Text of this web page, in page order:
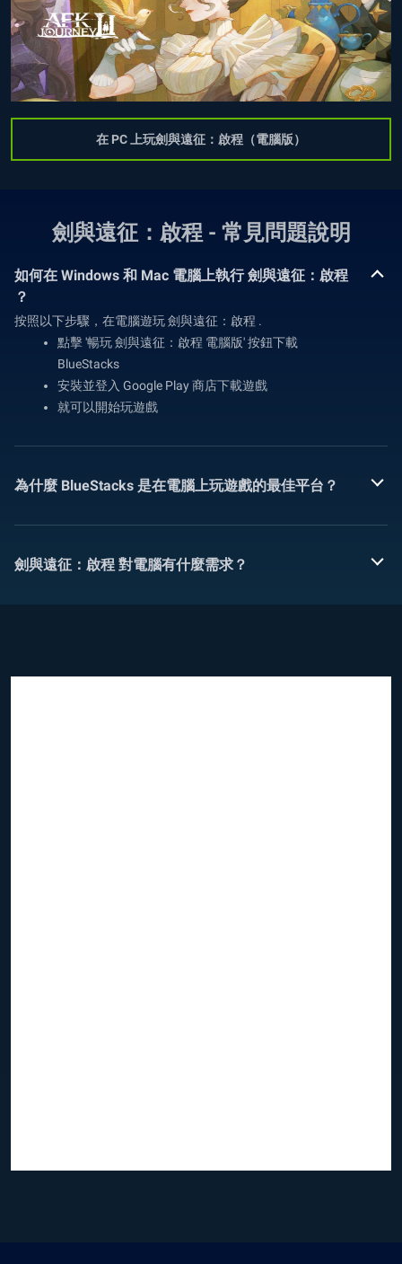
在 PC 上玩劍與遠征：啟程（電腦版）
劍與遠征：啟程 - 常見問題說明
如何在 Windows 和 Mac 電腦上執行 劍與遠征：啟程
？
按照以下步驟，在電腦遊玩 劍與遠征：啟程 .
點擊 '暢玩 劍與遠征：啟程 電腦版' 按鈕下載
BlueStacks
安裝並登入 Google Play 商店下載遊戲
就可以開始玩遊戲
為什麼 BlueStacks 是在電腦上玩遊戲的最佳平台？
劍與遠征：啟程 對電腦有什麼需求？